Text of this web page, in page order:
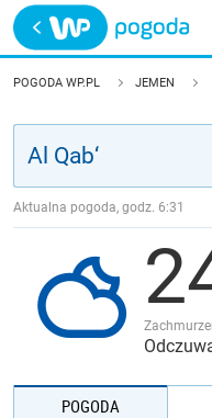
Trwa ładowanie
POLSKA
JAKOŚĆ POWIETRZA
POGODA WP.PL JEMEN
Aktualna pogoda, godz. 6:31
POGODA